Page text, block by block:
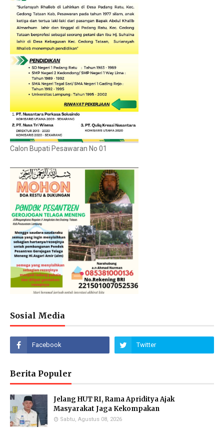
Calon Bupati Pesawaran No 01
Sosial Media
Berita Populer
Jelang HUT RI, Rama Apriditya Ajak
Masyarakat Jaga Kekompakan
Sabtu, Agustus 08, 2026